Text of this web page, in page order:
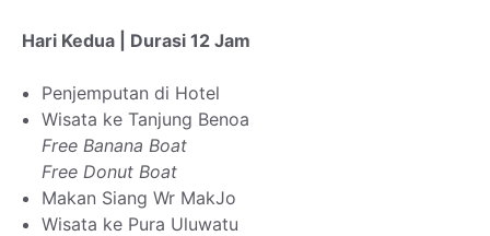
Hari Kedua | Durasi 12 Jam
Penjemputan di Hotel
Wisata ke Tanjung Benoa
Free Banana Boat
Free Donut Boat
Makan Siang Wr MakJo
Wisata ke Pura Uluwatu